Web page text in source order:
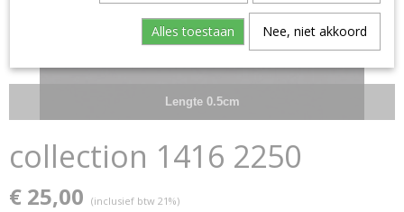
Lengte 0.5cm
collection 1416 2250
€ 25,00 (inclusief btw 21%)
Alles toestaan Nee, niet akkoord